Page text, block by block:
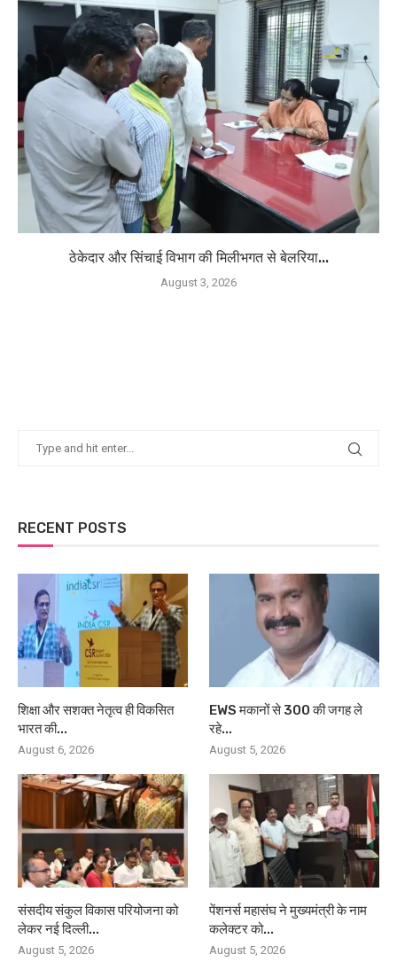
ठेकेदार और सिंचाई विभाग की मिलीभगत से बेलरिया...
August 3, 2026
RECENT POSTS
शिक्षा और सशक्त नेतृत्व ही विकसित
भारत की...
August 6, 2026
EWS मकानों से 300 की जगह ले
रहे...
August 5, 2026
संसदीय संकुल विकास परियोजना को
लेकर नई दिल्ली...
August 5, 2026
पेंशनर्स महासंघ ने मुख्यमंत्री के नाम
कलेक्टर को...
August 5, 2026